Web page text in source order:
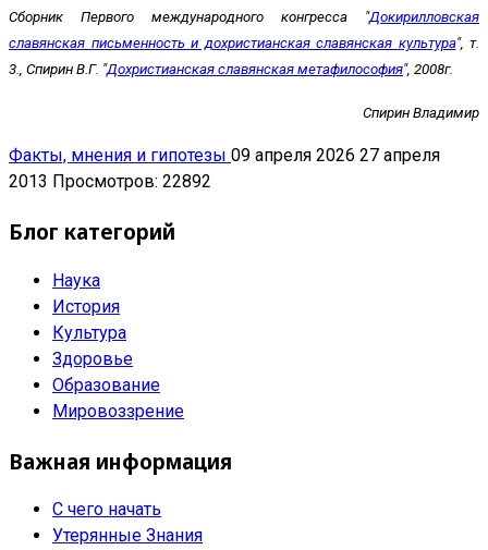
Сборник Первого международного конгресса "Докирилловская
славянская письменность и дохристианская славянская культура", т.
3., Спирин В.Г. "Дохристианская славянская метафилософия", 2008г.
Спирин Владимир
Факты, мнения и гипотезы 09 апреля 2026 27 апреля
2013 Просмотров: 22892
Блог категорий
Наука
История
Культура
Здоровье
Образование
Мировоззрение
Важная информация
С чего начать
Утерянные Знания